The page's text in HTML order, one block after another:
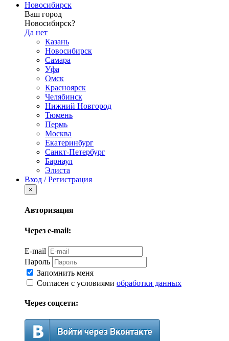
Новосибирск
Ваш город
Новосибирск?
Да нет
Казань
Новосибирск
Самара
Уфа
Омск
Красноярск
Челябинск
Нижний Новгород
Тюмень
Пермь
Москва
Екатеринбург
Санкт-Петербург
Барнаул
Элиста
Вход / Регистрация
×
Авторизация
Через e-mail:
E-mail
Пароль
Запомнить меня
Согласен с условиями обработки данных
Через соцсети: